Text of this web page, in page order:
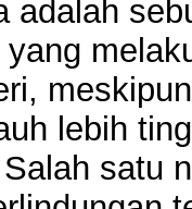
adalah
lebih
satu